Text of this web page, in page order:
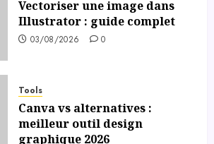
Vectoriser une image dans
Illustrator : guide complet
03/08/2026 0
Tools
Canva vs alternatives :
meilleur outil design
graphique 2026